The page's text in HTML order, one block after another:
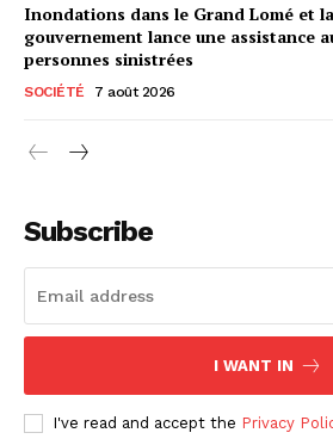
Inondations dans le Grand Lomé et
gouvernement lance une assistance
personnes sinistrées
SOCIÉTÉ 7 août 2026
Subscribe
I WANT IN
I've read and accept the Privacy